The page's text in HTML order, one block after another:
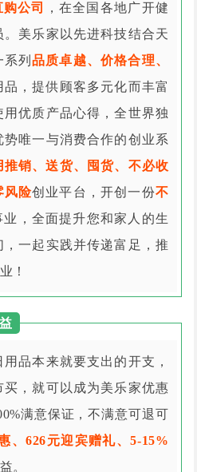
公司
，在全国各地广开健
美乐家以先进科技结合天
列 品质卓越、价格合理、
品，提供顾客多元化而丰富
优质产品心得，全世界独
唯一与消费合作的创业系
销、送货、囤货、不必收
风险创业平台，开创一份不
业，全面提升您和家人的生
一起实践并传递富足，推
！
品本来就要支出的开支，
，就可以成为美乐家优惠
满意保证，不满意可退可
、626元迎宾赠礼、5-15%
。